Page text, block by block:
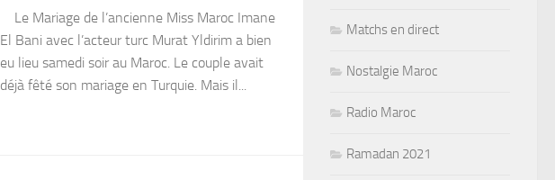
Le Mariage de l’ancienne Miss Maroc Imane
El Bani avec l’acteur turc Murat Yldirim a bien
eu lieu samedi soir au Maroc. Le couple avait
déjà fêté son mariage en Turquie. Mais il...
Matchs en direct
Nostalgie Maroc
Radio Maroc
Ramadan 2021